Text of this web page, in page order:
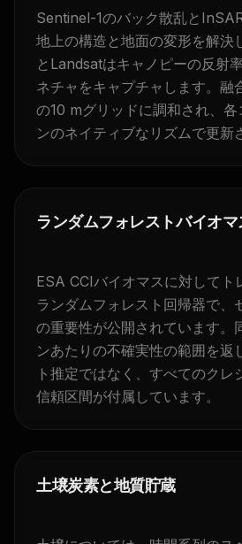
Sentinel-1のバック散乱と
地上の構造と地面の変形を解決
とLandsatはキャノピーの反射
ネチャをキャプチャします。融
の10 mグリッドに調和され、各
ンのネイティブなリズムで更新
ランダムフォレストバイオ
ESA CCIバイオマスに対してト
ランダムフォレスト回帰器で、
の重要性が公開されています。
ンあたりの不確実性の範囲を返
ト推定ではなく、すべてのクレ
信頼区間が付属しています。
土壌炭素と地質貯蔵